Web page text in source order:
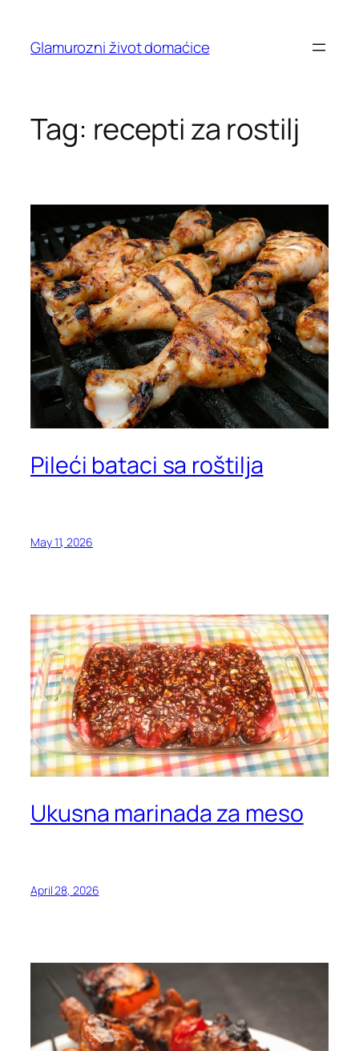
content
Glamurozni život domaćice
Tag: recepti za rostilj
Pileći bataci sa roštilja
May 11, 2026
Ukusna marinada za meso
April 28, 2026